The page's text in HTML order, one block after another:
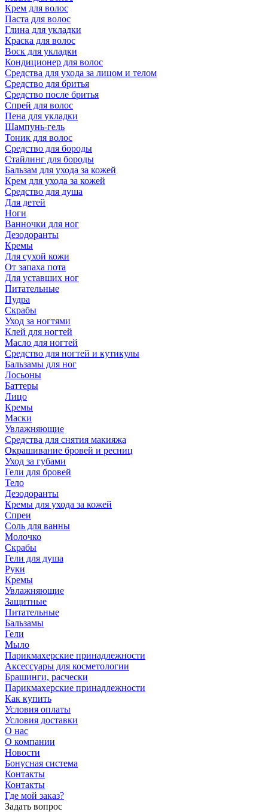
Крем для волос
Паста для волос
Глина для укладки
Краска для волос
Воск для укладки
Кондиционер для волос
Средства для ухода за лицом и телом
Средство для бритья
Средство после бритья
Спрей для волос
Пена для укладки
Шампунь-гель
Тоник для волос
Средство для бороды
Стайлинг для бороды
Бальзам для ухода за кожей
Крем для ухода за кожей
Средство для душа
Для детей
Ноги
Ванночки для ног
Дезодоранты
Кремы
Для сухой кожи
От запаха пота
Для уставших ног
Питательные
Пудра
Скрабы
Уход за ногтями
Клей для ногтей
Масло для ногтей
Средство для ногтей и кутикулы
Бальзамы для ног
Лосьоны
Баттеры
Лицо
Кремы
Маски
Увлажняющие
Средства для снятия макияжа
Окрашивание бровей и ресниц
Уход за губами
Гели для бровей
Тело
Дезодоранты
Кремы для ухода за кожей
Спреи
Соль для ванны
Молочко
Скрабы
Гели для душа
Руки
Кремы
Увлажняющие
Защитные
Питательные
Бальзамы
Гели
Мыло
Парикмахерские принадлежности
Аксессуары для косметологии
Брашинги, расчески
Парикмахерские принадлежности
Как купить
Условия оплаты
Условия доставки
О нас
О компании
Новости
Бонусная система
Контакты
Контакты
Где мой заказ?
Задать вопрос